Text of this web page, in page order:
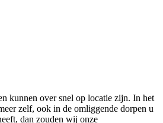
kunnen over snel op locatie zijn. In het
zelf, ook in de omliggende dorpen u
dan zouden wij onze